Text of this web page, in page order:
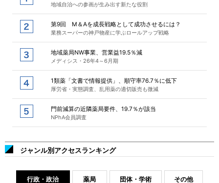
地域自治への参画が生み出す新たな役割
第9回 M＆Aを成長戦略として成功させるには？
業務スーパーの神戸物産に学ぶロールアップ戦略
地域薬局NW事業、営業益19.5％減
メディシス・26年4～6月期
1類薬「文書で情報提供」、順守率76.7％に低下
厚労省・実態調査、乱用薬の適切販売も微減
門前減算の近隣薬局要件、19.7％が該当
NPhA会員調査
ジャンル別アクセスランキング
行政・政治 薬局 団体・学術 その他